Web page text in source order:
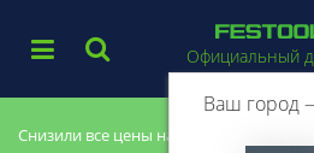
Снизили все цены на 20%, успей купить!
Официальный
Ваш город